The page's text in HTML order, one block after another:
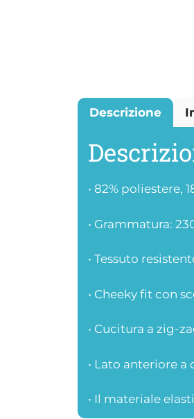
Descrizione
• 82% poliestere,
• Grammatura:
• Tessuto
• Cheeky fit con
• Cucitura a zig-
• Lato anteriore
• Il materiale